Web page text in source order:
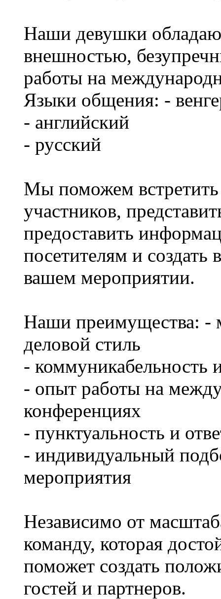
Наши девушки
внешностью,
работы на
Языки общения: -
- английский
- русский
Мы поможем встретить
участников,
предоставить
посетителям и создать
вашем мероприятии.
Наши преимущества: -
деловой стиль
- коммуникабельность
- опыт работы на
конференциях
- пунктуальность и
- индивидуальный
мероприятия
Независимо от
команду, которая
поможет создать
гостей и партнеров.